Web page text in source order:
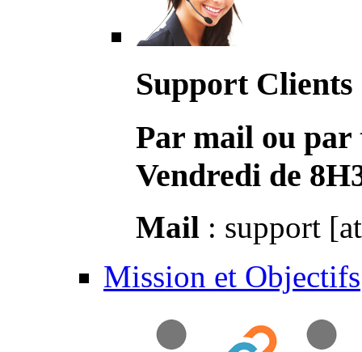
Support Clients
Par mail ou par
Vendredi de
Mail : support
Mission et Objectifs